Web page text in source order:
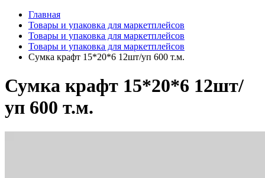
Главная
Товары и упаковка для маркетплейсов
Товары и упаковка для маркетплейсов
Товары и упаковка для маркетплейсов
Сумка крафт 15*20*6 12шт/уп 600 т.м.
Сумка крафт 15*20*6 12шт/
уп 600 т.м.